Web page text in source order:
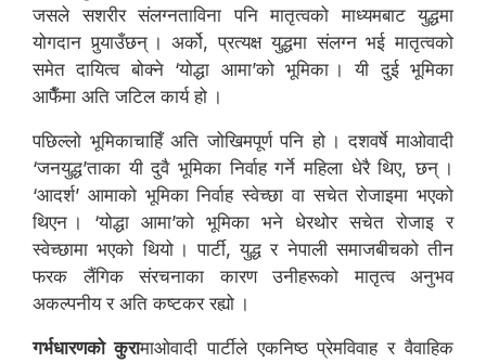
जसले सशरीर संलग्नताविना पनि मातृत्वको माध्यमबाट युद्धमा
योगदान पुर्‍याउँछन् । अर्को, प्रत्यक्ष युद्धमा संलग्न भई मातृत्वको
समेत दायित्व बोक्ने ‘योद्धा आमा’को भूमिका । यी दुई भूमिका
आफैँमा अति जटिल कार्य हो ।
पछिल्लो भूमिकाचाहिँ अति जोखिमपूर्ण पनि हो । दशवर्षे माओवादी
‘जनयुद्ध’ताका यी दुवै भूमिका निर्वाह गर्ने महिला धेरै थिए, छन् ।
‘आदर्श’ आमाको भूमिका निर्वाह स्वेच्छा वा सचेत रोजाइमा भएको
थिएन । ‘योद्धा आमा’को भूमिका भने धेरथोर सचेत रोजाइ र
स्वेच्छामा भएको थियो । पार्टी, युद्ध र नेपाली समाजबीचको तीन
फरक लैंगिक संरचनाका कारण उनीहरूको मातृत्व अनुभव
अकल्पनीय र अति कष्टकर रह्यो ।
गर्भधारणको कुरामाओवादी पार्टीले एकनिष्ठ प्रेमविवाह र वैवाहिक